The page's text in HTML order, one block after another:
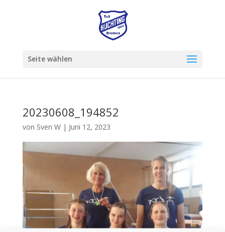
Seite wählen
20230608_194852
von Sven W| Juni 12, 2023